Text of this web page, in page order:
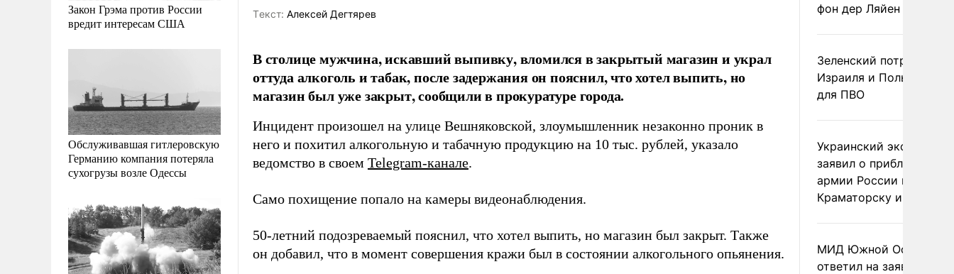
Закон Грэма против России
вредит интересам США
Обслуживавшая гитлеровскую
Германию компания потеряла
сухогрузы возле Одессы
Tекст: Алексей Дегтярев
В столице мужчина, искавший выпивку, вломился в закрытый магазин и украл
оттуда алкоголь и табак, после задержания он пояснил, что хотел выпить, но
магазин был уже закрыт, сообщили в прокуратуре города.
Инцидент произошел на улице Вешняковской, злоумышленник незаконно проник в
него и похитил алкогольную и табачную продукцию на 10 тыс. рублей, указало
ведомство в своем Telegram-канале.
Само похищение попало на камеры видеонаблюдения.
50-летний подозреваемый пояснил, что хотел выпить, но магазин был закрыт. Также
он добавил, что в момент совершения кражи был в состоянии алкогольного опьянения.
фон дер Ляйен
Зеленский потребовал
Израиля и Польши
для ПВО
Украинский эксперт
заявил о приближении
армии России к
Краматорску и
МИД Южной Осетии
ответил на заявления